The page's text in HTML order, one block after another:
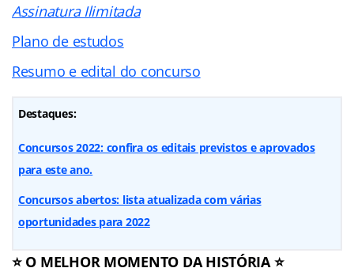
Assinatura Ilimitada
Plano de estudos
Resumo e edital do concurso
Destaques:
Concursos 2022: confira os editais previstos e aprovados
para este ano.
Concursos abertos: lista atualizada com várias
oportunidades para 2022
⭐ O MELHOR MOMENTO DA HISTÓRIA ⭐